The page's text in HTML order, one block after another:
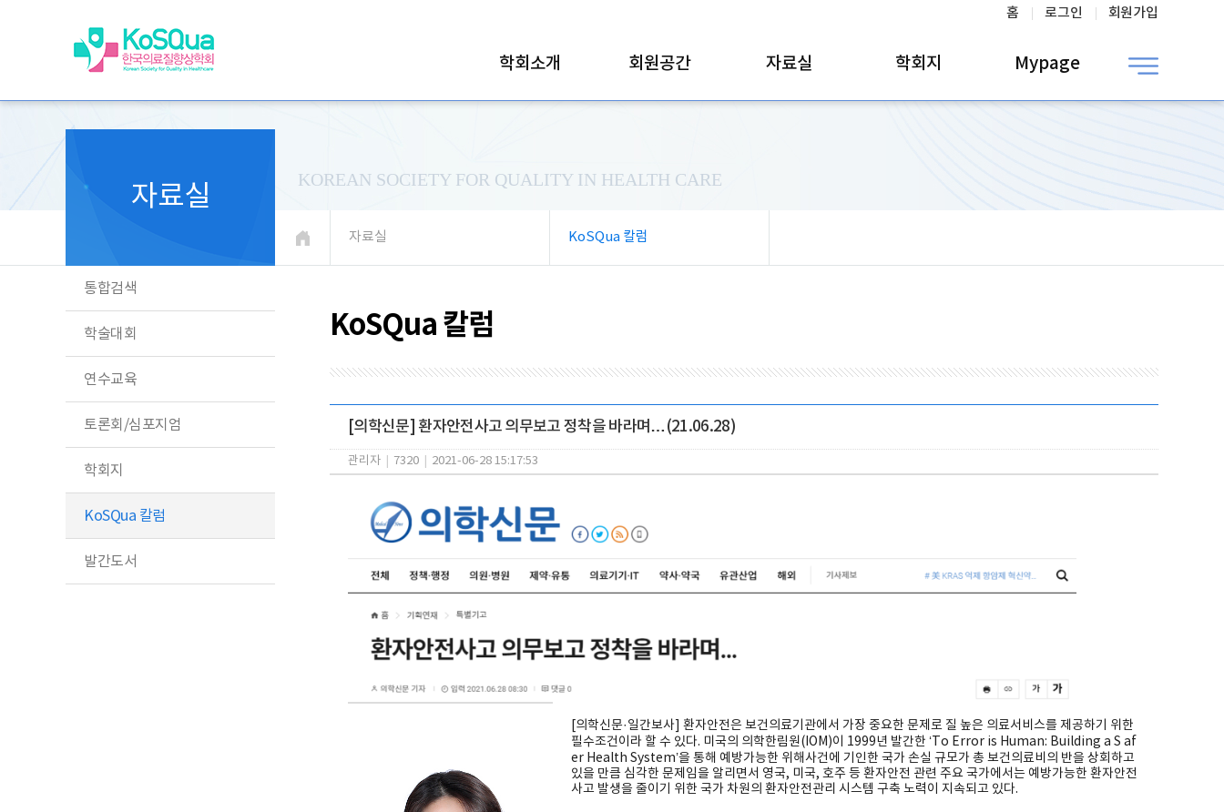
홈 로그인 회원가입
학회소개 회원공간 자료실 학회지 Mypage
KOREAN SOCIETY FOR QUALITY IN HEALTH CARE
자료실 KoSQua 칼럼
자료실
통합검색
학술대회
연수교육
토론회/심포지엄
학회지
KoSQua 칼럼
발간도서
KoSQua 칼럼
[의학신문] 환자안전사고 의무보고 정착을 바라며…(21.06.28)
관리자 7320 2021-06-28 15:17:53
[의학신문·일간보사] 환자안전은 보건의료기관에서 가장 중요한 문제로 질 높은 의료서비스를 제공하기 위한
필수조건이라 할 수 있다. 미국의 의학한림원(IOM)이 1999년 발간한 ‘To Error is Human: Building a S af
er Health System’을 통해 예방가능한 위해사건에 기인한 국가 손실 규모가 총 보건의료비의 반을 상회하고
있을 만큼 심각한 문제임을 알리면서 영국, 미국, 호주 등 환자안전 관련 주요 국가에서는 예방가능한 환자안전
사고 발생을 줄이기 위한 국가 차원의 환자안전관리 시스템 구축 노력이 지속되고 있다.